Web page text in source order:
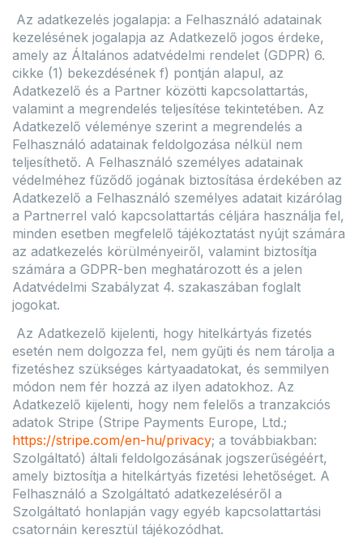
Az adatkezelés jogalapja: a Felhasználó adatainak
kezelésének jogalapja az Adatkezelő jogos érdeke,
amely az Általános adatvédelmi rendelet (GDPR) 6.
cikke (1) bekezdésének f) pontján alapul, az
Adatkezelő és a Partner közötti kapcsolattartás,
valamint a megrendelés teljesítése tekintetében. Az
Adatkezelő véleménye szerint a megrendelés a
Felhasználó adatainak feldolgozása nélkül nem
teljesíthető. A Felhasználó személyes adatainak
védelméhez fűződő jogának biztosítása érdekében az
Adatkezelő a Felhasználó személyes adatait kizárólag
a Partnerrel való kapcsolattartás céljára használja fel,
minden esetben megfelelő tájékoztatást nyújt számára
az adatkezelés körülményeiről, valamint biztosítja
számára a GDPR-ben meghatározott és a jelen
Adatvédelmi Szabályzat 4. szakaszában foglalt
jogokat.
Az Adatkezelő kijelenti, hogy hitelkártyás fizetés
esetén nem dolgozza fel, nem gyűjti és nem tárolja a
fizetéshez szükséges kártyaadatokat, és semmilyen
módon nem fér hozzá az ilyen adatokhoz. Az
Adatkezelő kijelenti, hogy nem felelős a tranzakciós
adatok Stripe (Stripe Payments Europe, Ltd.;
https://stripe.com/en-hu/privacy; a továbbiakban:
Szolgáltató) általi feldolgozásának jogszerűségéért,
amely biztosítja a hitelkártyás fizetési lehetőséget. A
Felhasználó a Szolgáltató adatkezeléséről a
Szolgáltató honlapján vagy egyéb kapcsolattartási
csatornáin keresztül tájékozódhat.